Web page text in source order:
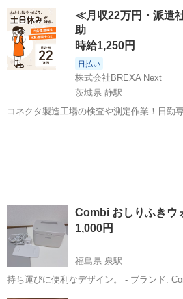
大阪 松原市 河内天美駅 生活家電
≪月収22万円・派遣
助
時給1,250円
日払い
株式会社BREXA Next
茨城県 静駅
コネクタ製造工場の検査や測定作業！日勤
Combi おしりふきウ
1,000円
福島県 泉駅
持ち運びに便利なデザイン。 - ブランド: Combi - 色: カシミヤベージ
ュ - 機能: クイックウォー